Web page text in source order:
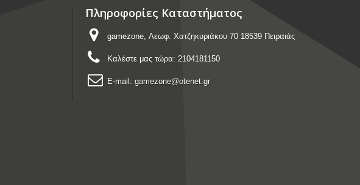
Πληροφορίες Καταστήματος
gamezone, Λεωφ. Χατζηκυριάκου 70 18539 Πειραιάς
Καλέστε μας τώρα: 2104181150
E-mail: gamezone@otenet.gr